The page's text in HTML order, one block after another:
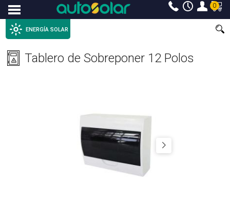
Menu 0
ENERGÍA SOLAR
Tablero de Sobreponer 12 Polos